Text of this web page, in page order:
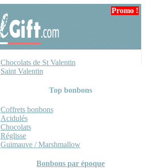
Chocolats de St Valentin
Saint Valentin
Top bonbons
Coffrets bonbons
Acidulés
Chocolats
Réglisse
Guimauve / Marshmallow
Bonbons par époque
Promo !